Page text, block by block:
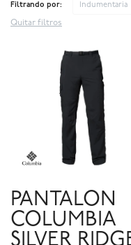
Filtrando por: Indumentaria
Quitar filtros
PANTALON
COLUMBIA
SILVER